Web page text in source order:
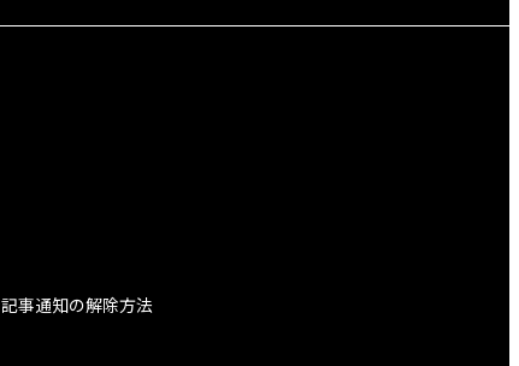
記事通知の解除方法